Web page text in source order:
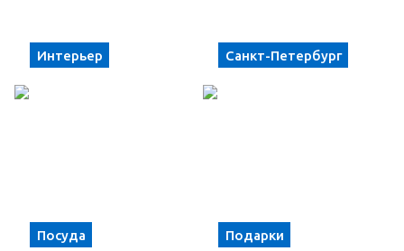
Интерьер Санкт-Петербург
Посуда Подарки